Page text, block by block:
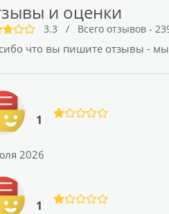
и оценки
3.3 / Всего отзывов -
что вы пишите отзывы -
1
2026
1